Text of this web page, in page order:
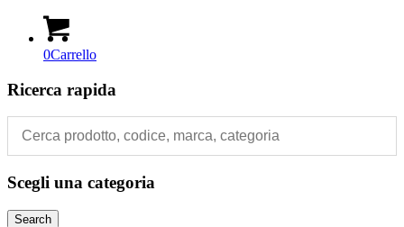
0Carrello
Ricerca rapida
Scegli una categoria
Search